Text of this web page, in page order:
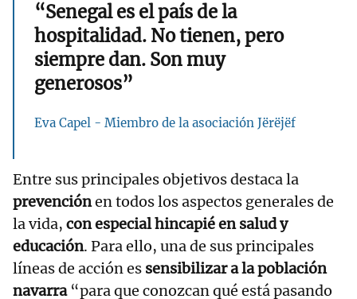
“Senegal es el país de la
hospitalidad. No tienen, pero
siempre dan. Son muy
generosos”
Eva Capel - Miembro de la asociación Jërëjëf
Entre sus principales objetivos destaca la
prevenciónen todos los aspectos generales de
la vida, con especial hincapié en salud y
educación. Para ello, una de sus principales
líneas de acción es sensibilizar a la población
navarra“para que conozcan qué está pasando